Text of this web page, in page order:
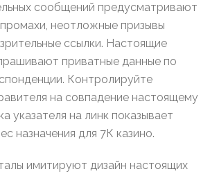
сообщений предусматривают
неотложные призывы
ссылки. Настоящие
приватные данные по
Контролируйте
на совпадение настоящему
указателя на линк показывает
назначения для 7К казино.
имитируют дизайн настоящих